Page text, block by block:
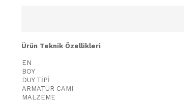
Ürün Teknik Özellikleri
EN
BOY
DUY TİPİ
ARMATÜR CAMI
MALZEME